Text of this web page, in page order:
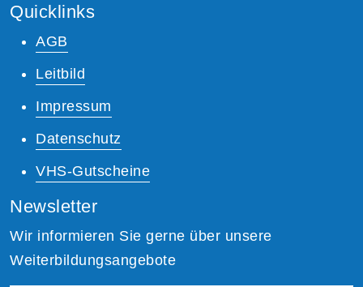
Quicklinks
AGB
Leitbild
Impressum
Datenschutz
VHS-Gutscheine
Newsletter
Wir informieren Sie gerne über unsere
Weiterbildungsangebote